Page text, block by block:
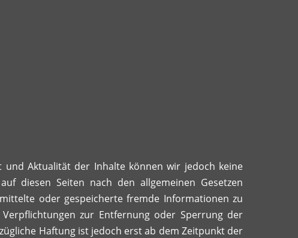
Aktualität der Inhalte können wir jedoch keine
diesen Seiten nach den allgemeinen Gesetzen
oder gespeicherte fremde Informationen zu
zur Entfernung oder Sperrung der
Haftung ist jedoch erst ab dem Zeitpunkt der